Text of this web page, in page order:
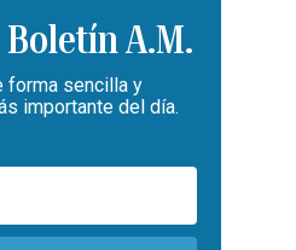
Boletín A.M.
forma sencilla y
importante del día.